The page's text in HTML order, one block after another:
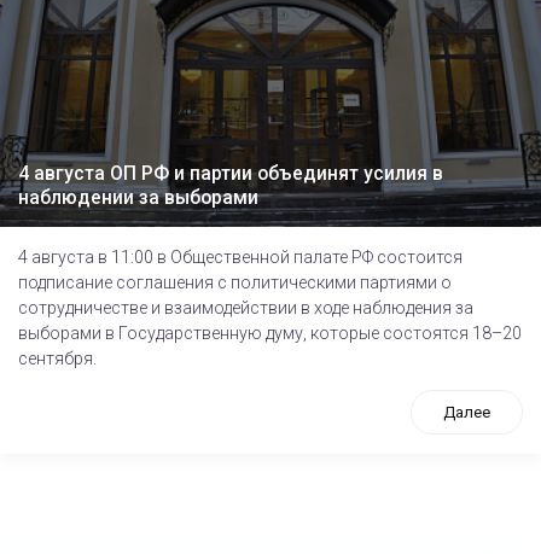
4 августа ОП РФ и партии объединят усилия в
наблюдении за выборами
4 августа в 11:00 в Общественной палате РФ состоится
подписание соглашения с политическими партиями о
сотрудничестве и взаимодействии в ходе наблюдения за
выборами в Государственную думу, которые состоятся 18–20
сентября.
Далее